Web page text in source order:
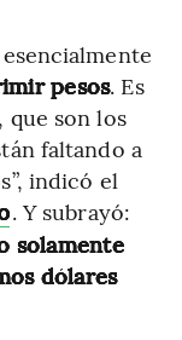
pesos. Es
que son los
faltando a
indicó el
. Y subrayó:
solamente
dólares